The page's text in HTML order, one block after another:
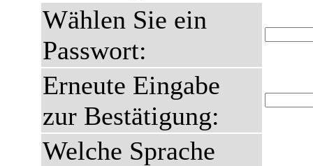
Wählen Sie ein
Passwort:
Erneute Eingabe
zur Bestätigung:
Welche Sprache